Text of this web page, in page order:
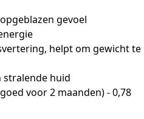
gevoel
helpt om gewicht te
stralende huid
voor 2 maanden) - 0,78